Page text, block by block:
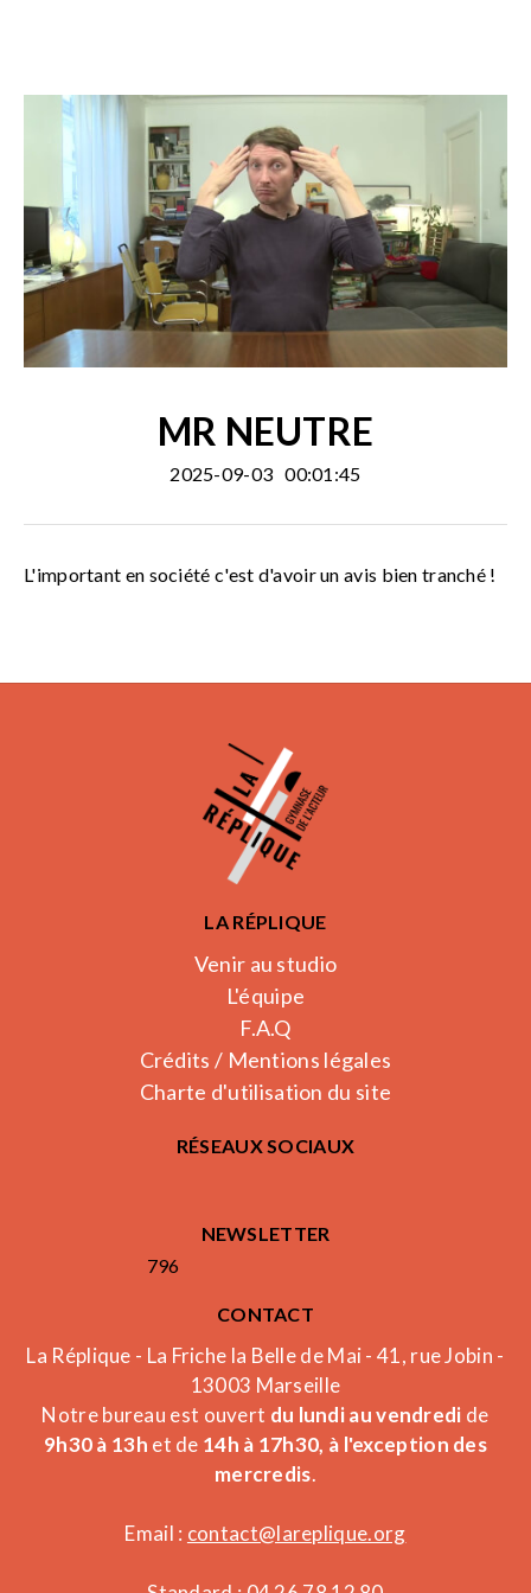
MR NEUTRE
2025-09-03 00:01:45
L'important en société c'est d'avoir un avis bien tranché !
LA RÉPLIQUE
Venir au studio
L'équipe
F.A.Q
Crédits / Mentions légales
Charte d'utilisation du site
RÉSEAUX SOCIAUX
NEWSLETTER
796
CONTACT
La Réplique - La Friche la Belle de Mai - 41, rue Jobin -
13003 Marseille
Notre bureau est ouvert du lundi au vendredi de
9h30 à 13h et de 14h à 17h30, à l'exception des
mercredis.
Email : contact@lareplique.org